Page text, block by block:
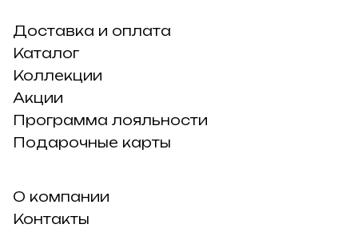
Доставка и оплата
Каталог
Коллекции
Акции
Программа лояльности
Подарочные карты
О компании
Контакты